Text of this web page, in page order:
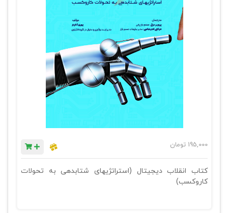
195,000 تومان
کتاب انقلاب دیجیتال (استراتژیهای شتابدهی به تحولات
کاروکسب)